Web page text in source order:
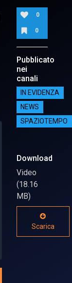
0
0
Pubblicato
nei
canali
IN EVIDENZA
NEWS
SPAZIOTEMPO
Download
Video
(18.16
MB)
Scarica